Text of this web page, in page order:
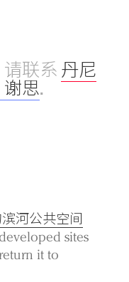
联系 丹尼
思.
河公共空间
sites
it to